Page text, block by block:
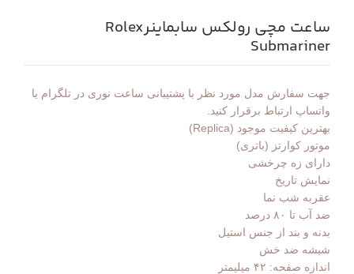
ساعت مچی رولکس سابماینرRolex
Submariner
جهت سفارش مدل مورد نظر با پشتیبانی ساعت نوری در تلگرام یا
واتساپ ارتباط برقرار کنید.
بهترین کیفیت موجود (Replica)
موتور کوارتز (باتری)
دارای زه چرخشی
نمایش تاریخ
عقربه شب‌ نما
ضد آب تا ۸۰ درصد
بدنه و بند از جنس استیل
شیشه ضد خش
اندازه صفحه: ۴۲ میلیمتر